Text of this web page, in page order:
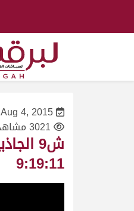
Aug 4, 2015
3021 مشاهدة
9:19:11